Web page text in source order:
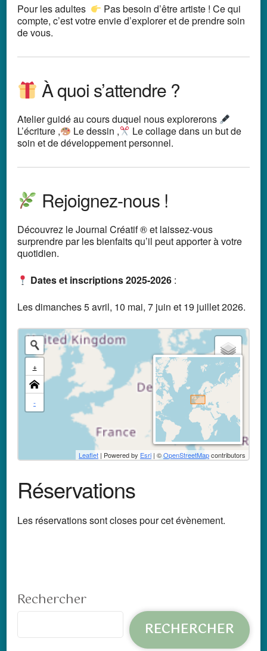
Pour les adultes
Pas besoin d’être artiste ! Ce qui
compte, c’est votre envie d’explorer et de prendre soin
de vous.
À quoi s’attendre ?
Atelier guidé au cours duquel nous explorerons
L’écriture ,
Le dessin ,
Le collage dans un but de
soin et de développement personnel.
Rejoignez-nous !
Découvrez le Journal Créatif ® et laissez-vous
surprendre par les bienfaits qu’il peut apporter à votre
quotidien.
Dates et inscriptions 2025-2026 :
Les dimanches 5 avril, 10 mai, 7 juin et 19 juillet 2026.
+
-
Leaflet | Powered by Esri | ©OpenStreetMapcontributors
Réservations
Les réservations sont closes pour cet évènement.
Rechercher
RECHERCHER